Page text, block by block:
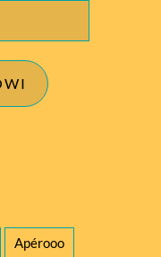
Apérooo